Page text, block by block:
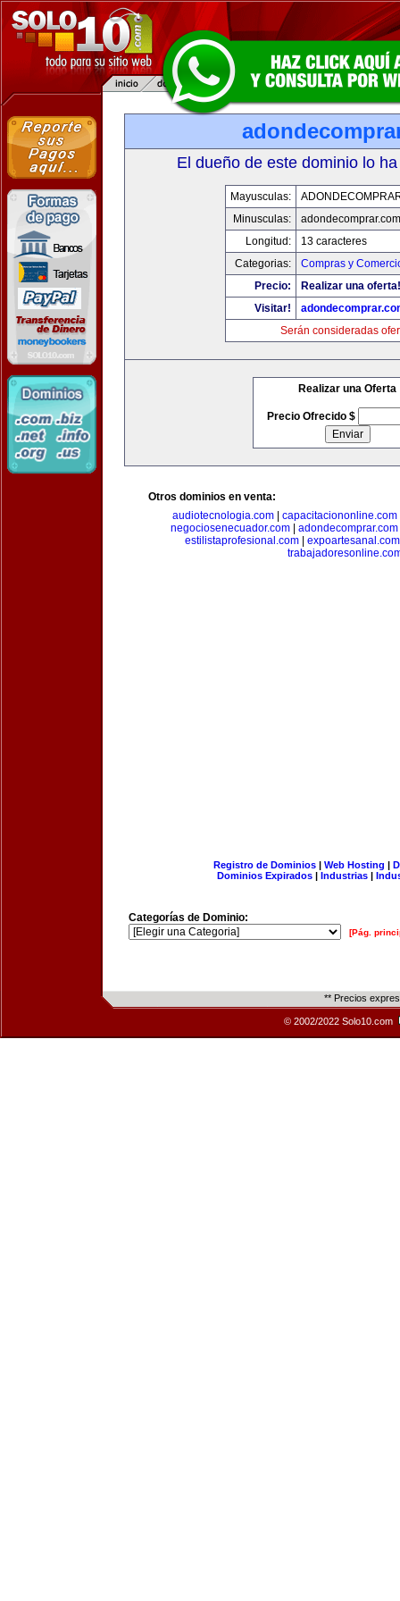
El dueño de este dominio lo
Mayusculas:
Minusculas:
adondecomprar.com
Longitud:
13 caracteres
Categorias:
Compras y
Precio:
Realizar una oferta!
Visitar!
Serán consideradas
Realizar una Oferta
Precio Ofrecido $
Otros dominios en venta:
audiotecnologia.com
capacitaciononline.com
negociosenecuador.com| adondecomprar.com
estilistaprofesional.com
expoartesanal.com
Registro de Dominios| Web Hosting |
Dominios Expirados | Industrias |
Categorías de Dominio:
[Pág.
** Precios
© 2002/2022 Solo10.com